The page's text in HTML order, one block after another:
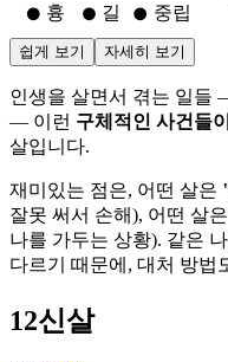
흉 길 중립
쉽게 보기 자세히 보기
인생을 살면서 겪는 일들
— 이런 구체적인 사건들
살입니다.
재미있는 점은, 어떤 살은
잘못 써서 손해), 어떤 살은
나를 가두는 상황). 같은
다르기 때문에, 대처 방법
12신살